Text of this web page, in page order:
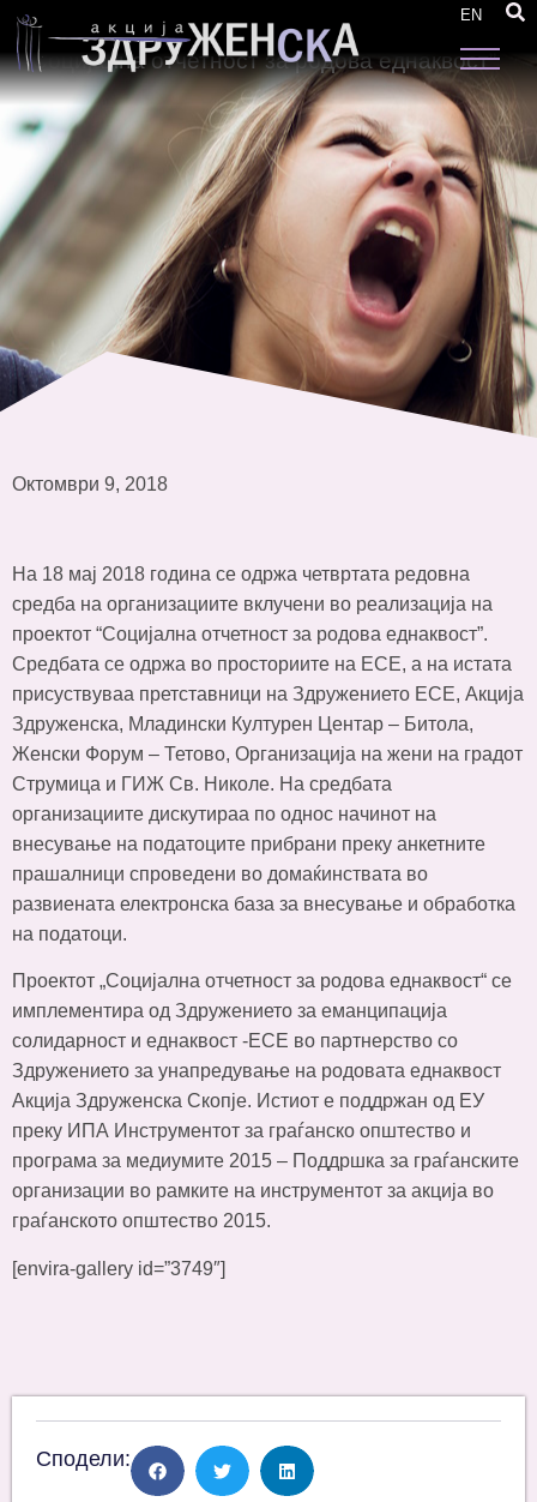
EN
вклучени во реализација на проектот
“Социјална отчетност за родова еднаквост”
Октомври 9, 2018
На 18 мај 2018 година се одржа четвртата редовна
средба на организациите вклучени во реализација на
проектот “Социјална отчетност за родова еднаквост”.
Средбата се одржа во просториите на ЕСЕ, а на истата
присуствуваа претставници на Здружението ЕСЕ, Акција
Здруженска, Младински Културен Центар – Битола,
Женски Форум – Тетово, Организација на жени на градот
Струмица и ГИЖ Св. Николе. На средбата
организациите дискутираа по однос начинот на
внесување на податоците прибрани преку анкетните
прашалници спроведени во домаќинствата во
развиената електронска база за внесување и обработка
на податоци.
Проектот „Социјална отчетност за родова еднаквост“ се
имплементира од Здружението за еманципација
солидарност и еднаквост -ЕСЕ во партнерство со
Здружението за унапредување на родовата еднаквост
Акција Здруженска Скопје. Истиот е поддржан од ЕУ
преку ИПА Инструментот за граѓанско општество и
програма за медиумите 2015 – Поддршка за граѓанските
организации во рамките на инструментот за акција во
граѓанското општество 2015.
[envira-gallery id=”3749″]
Сподели: